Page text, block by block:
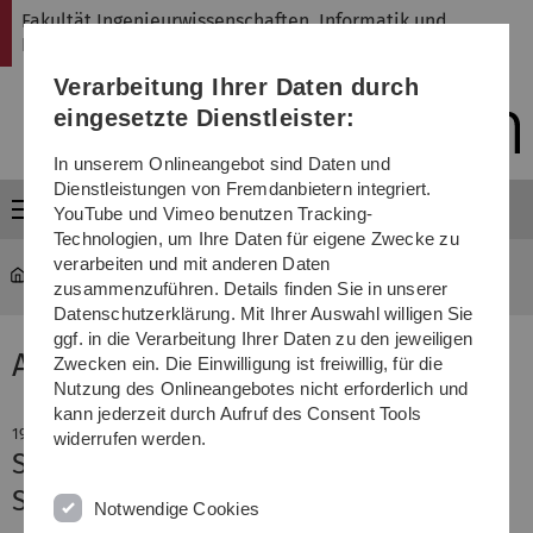
Direkt
Direkt
Direkt
(Sprache,
Drucken,
Media)
Direkt
Direkt
Fakultät Ingenieurwissenschaften, Informatik und
Psychologie
Menü
Aktuelle Meldung
19. Mai 2020
Selbstständiges Lernen während der
Schulschließung: Neuer Online-Kurs
Verarbeitung Ihrer Daten durch
eingesetzte Dienstleister:
In unserem Onlineangebot sind Daten und
Dienstleistungen von Fremdanbietern integriert.
YouTube und Vimeo benutzen Tracking-
Technologien, um Ihre Daten für eigene Zwecke zu
verarbeiten und mit anderen Daten
zusammenzuführen. Details finden Sie in unserer
Datenschutzerklärung. Mit Ihrer Auswahl willigen Sie
ggf. in die Verarbeitung Ihrer Daten zu den jeweiligen
Zwecken ein. Die Einwilligung ist freiwillig, für die
Nutzung des Onlineangebotes nicht erforderlich und
kann jederzeit durch Aufruf des Consent Tools
widerrufen werden.
Notwendige Cookies